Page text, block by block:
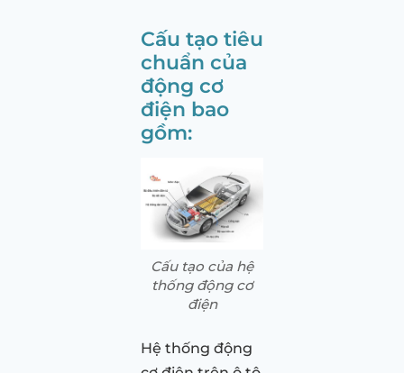
Cấu tạo tiêu
chuẩn của
động cơ
điện bao
gồm:
Cấu tạo của hệ
thống động cơ
điện
Hệ thống động